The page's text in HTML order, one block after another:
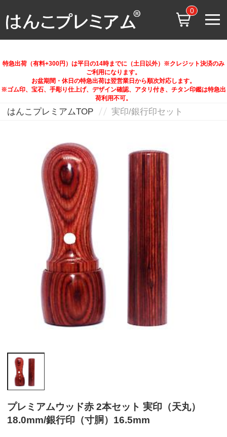
0
特急出荷（有料+300円）は平日の14時までに（土日以外）※クレジット決済のみ
ご利用になります。
お盆期間・休日の特急出荷は翌営業日から順次対応します。
※ゴム印、宝石、手彫り仕上げ、デザイン確認、アタリ付き、チタン印鑑は特急出
荷利用不可。
はんこプレミアムTOP 実印/銀行印セット
プレミアムウッド赤 2本セット 実印（天丸）
18.0mm/銀行印（寸胴）16.5mm